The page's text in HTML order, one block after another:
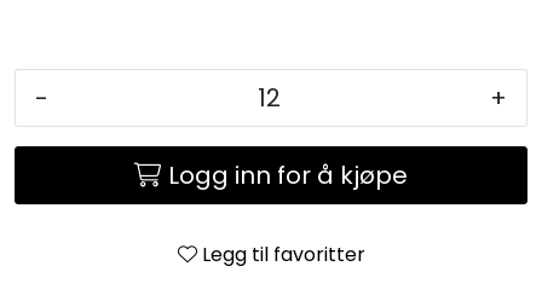
- +
Logg inn for å kjøpe
Legg til favoritter